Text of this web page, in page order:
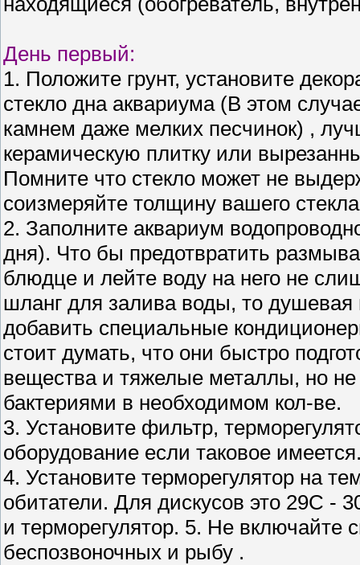
День первый:
1. Положите грунт, установите
стекло дна аквариума (В этом
камнем даже мелких песчинок) ,
керамическую плитку или
Помните что стекло может не
соизмеряйте толщину вашего
2. Заполните аквариум
дня). Что бы предотвратить
блюдце и лейте воду на него не
шланг для залива воды, то
добавить специальные
стоит думать, что они быстро
вещества и тяжелые металлы, но
бактериями в необходимом кол-ве.
3. Установите фильтр,
оборудование если таковое
4. Установите терморегулятор на
обитатели. Для дискусов это 29C -
и терморегулятор. 5. Не включайте
беспозвоночных и рыбу .